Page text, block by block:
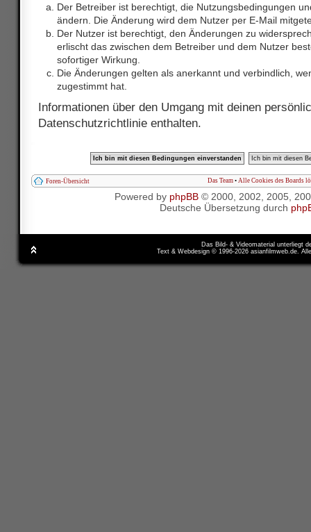
Der Betreiber ist berechtigt, die Nutzungsbedingungen
ändern. Die Änderung wird dem Nutzer per E-Mail
Der Nutzer ist berechtigt, den Änderungen zu
erlischt das zwischen dem Betreiber und dem Nutzer
sofortiger Wirkung.
Die Änderungen gelten als anerkannt und verbindlich,
zugestimmt hat.
Informationen über den Umgang mit deinen
Datenschutzrichtlinie enthalten.
Foren-Übersicht Das Team • Alle Cookies des Boards
Powered by phpBB© 2000, 2002, 2005,
Deutsche Übersetzung durch
Das Bild- & Videomaterial unterliegt
Text & Webdesign © 1996-2026 asianfilmweb.de.